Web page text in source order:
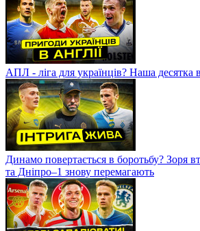
АПЛ - ліга для українців? Наша десятка
Динамо повертається в боротьбу? Зоря
та Дніпро–1 знову перемагають